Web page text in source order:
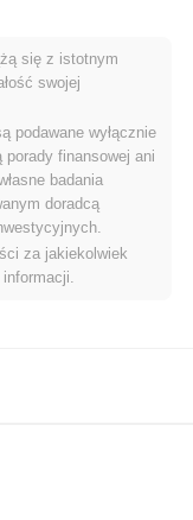
z szerszym
, osiągając gorsze
wzrost o
w akcji cenowej
rynkowego.
się z istotnym
swojej
podawane wyłącznie
finansowej ani
badania
doradcą
za jakiekolwiek